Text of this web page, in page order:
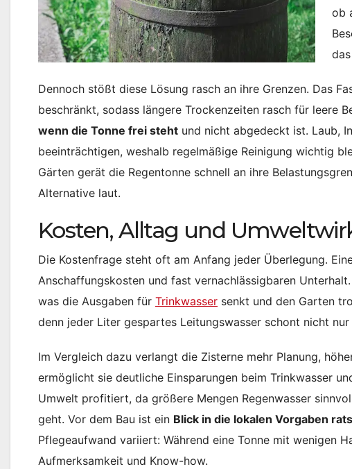
ob
Dennoch stößt diese Lösung rasch an ihre Grenzen. Das
beschränkt, sodass längere Trockenzeiten rasch für leere
wenn die Tonne frei steht und nicht abgedeckt ist. Laub,
beeinträchtigen, weshalb regelmäßige Reinigung wichtig
Gärten gerät die Regentonne schnell an ihre
Alternative laut.
Kosten, Alltag und
Die Kostenfrage steht oft am Anfang jeder Überlegung.
Anschaffungskosten und fast vernachlässigbaren
was die Ausgaben für Trinkwasser senkt und den Garten
denn jeder Liter gespartes Leitungswasser schont nicht
Im Vergleich dazu verlangt die Zisterne mehr Planung,
ermöglicht sie deutliche Einsparungen beim Trinkwasser
Umwelt profitiert, da größere Mengen Regenwasser
geht. Vor dem Bau ist ein Blick in die lokalen Vorgaben
Pflegeaufwand variiert: Während eine Tonne mit wenigen
Aufmerksamkeit und Know-how.